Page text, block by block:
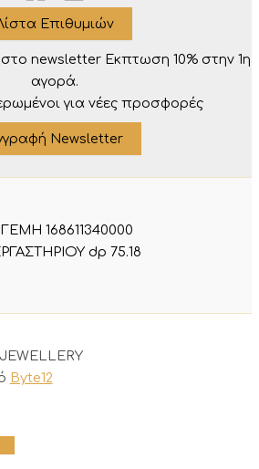
Επιθυμιών
newsletter Eκπτωση 10% στην 1η
αγορά.
για νέες προσφορές
Newsletter
168611340000
dp 75.18
Byte12